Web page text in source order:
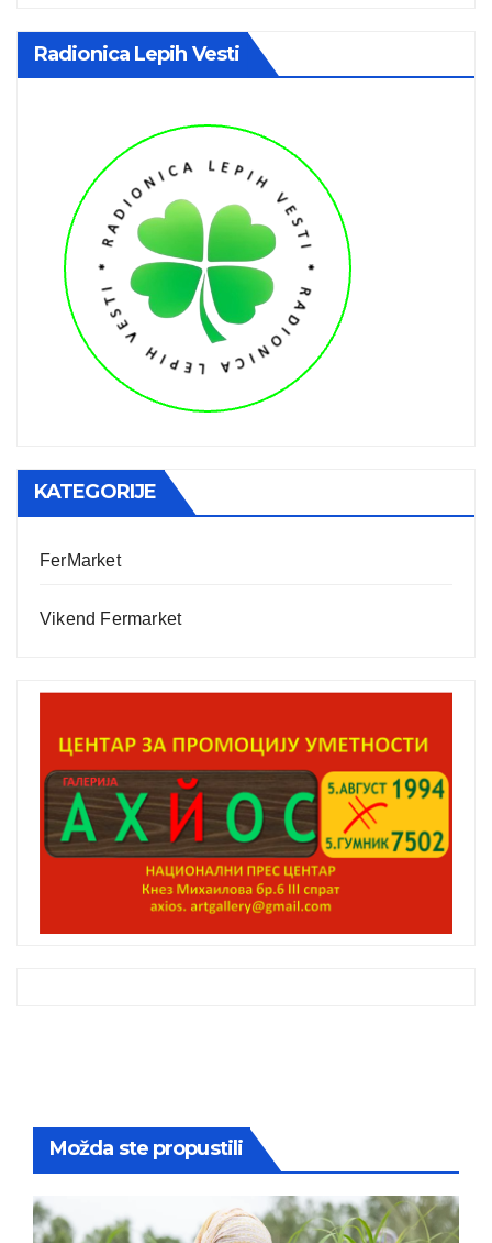
Radionica Lepih Vesti
KATEGORIJE
FerMarket
Vikend Fermarket
Možda ste propustili